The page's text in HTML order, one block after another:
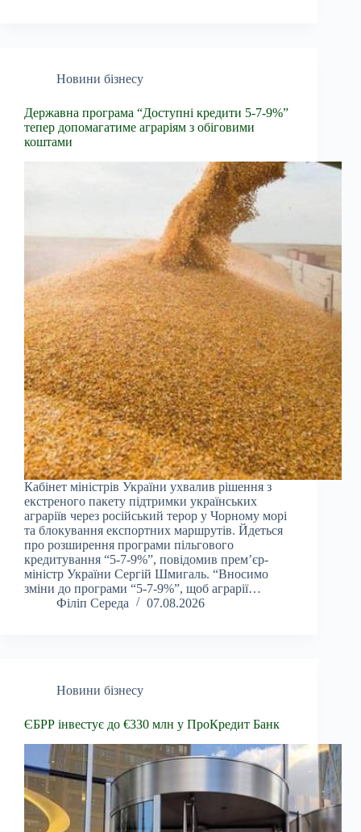
Новини бізнесу
Державна програма “Доступні кредити 5-7-9%”
тепер допомагатиме аграріям з обіговими
коштами
Кабінет міністрів України ухвалив рішення з
екстреного пакету підтримки українських
аграріїв через російський терор у Чорному морі
та блокування експортних маршрутів. Йдеться
про розширення програми пільгового
кредитування “5-7-9%”, повідомив прем’єр-
міністр України Сергій Шмигаль. “Вносимо
зміни до програми “5-7-9%”, щоб аграрії…
Філіп Середа
07.08.2026
Новини бізнесу
ЄБРР інвестує до €330 млн у ПроКредит Банк